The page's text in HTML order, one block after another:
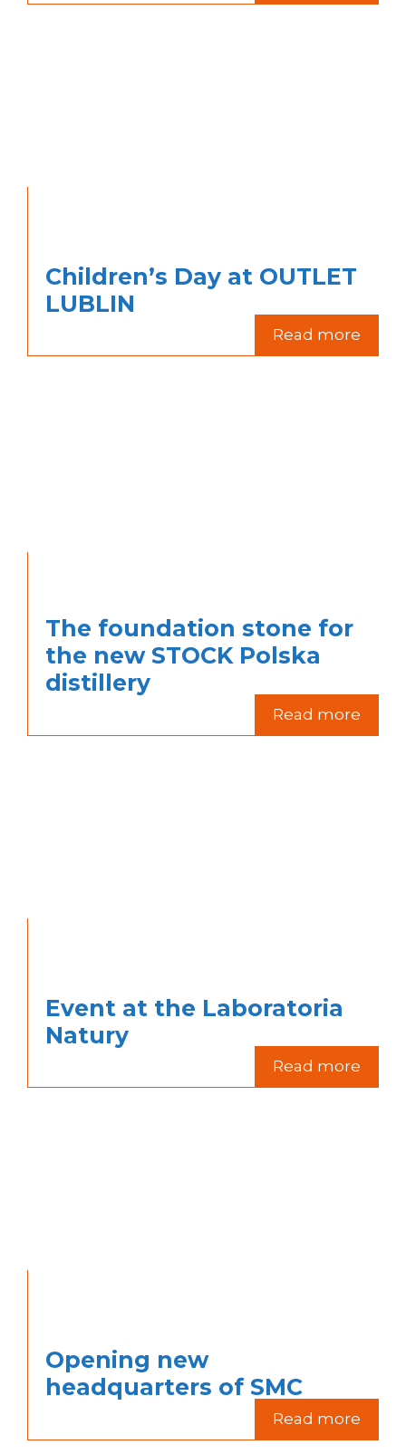
Children’s Day at OUTLET
LUBLIN
Read more
The foundation stone for
the new STOCK Polska
distillery
Read more
Event at the Laboratoria
Natury
Read more
Opening new
headquarters of SMC
Read more